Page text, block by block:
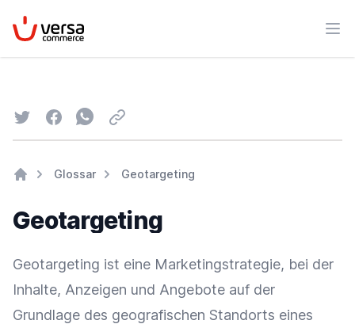
VersaCommerce
TwitterFacebookWhatsapp
Email
Glossar Geotargeting
Geotargeting
Geotargeting ist eine Marketingstrategie, bei der
Inhalte, Anzeigen und Angebote auf der
Grundlage des geografischen Standorts eines